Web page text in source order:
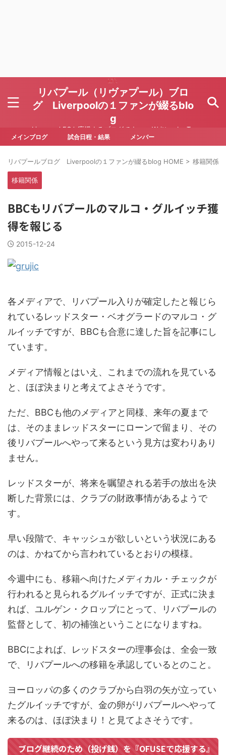
リバプール（リヴァプール）ブロ
グ Liverpoolの１ファンが綴るblo
g
Liverpool FCを応援するブログです Written by To
ru Yoda
メインブログ 試合日程・結果 メンバー
リバプールブログ Liverpoolの１ファンが綴るblog HOME > 移籍関係
移籍関係
BBCもリバプールのマルコ・グルイッチ獲
得を報じる
2015-12-24
各メディアで、リバプール入りが確定したと報じら
れているレッドスター・ベオグラードのマルコ・グ
ルイッチですが、BBCも合意に達した旨を記事にし
ています。
メディア情報とはいえ、これまでの流れを見ている
と、ほぼ決まりと考えてよさそうです。
ただ、BBCも他のメディアと同様、来年の夏まで
は、そのままレッドスターにローンで留まり、その
後リバプールへやって来るという見方は変わりあり
ません。
レッドスターが、将来を嘱望される若手の放出を決
断した背景には、クラブの財政事情があるようで
す。
早い段階で、キャッシュが欲しいという状況にある
のは、かねてから言われているとおりの模様。
今週中にも、移籍へ向けたメディカル・チェックが
行われると見られるグルイッチですが、正式に決ま
れば、ユルゲン・クロップにとって、リバプールの
監督として、初の補強ということになりますね。
BBCによれば、レッドスターの理事会は、全会一致
で、リバプールへの移籍を承認しているとのこと。
ヨーロッパの多くのクラブから白羽の矢が立ってい
たグルイッチですが、金の卵がリバプールへやって
来るのは、ほぼ決まり！と見てよさそうです。
ブログ継続のため（投げ銭）を『OFUSEで応援する』